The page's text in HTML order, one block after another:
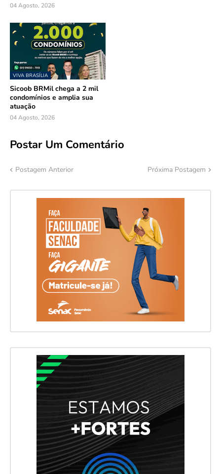
04 Agosto, 2026
VIVA BRASÍLIA
Sicoob BRMil chega a 2 mil
condomínios e amplia sua
atuação
04 Agosto, 2026
Postar Um Comentário
Postagem Anterior Próxima Postagem